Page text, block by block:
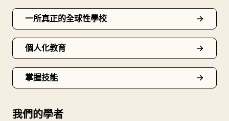
一所真正的全球性學校
個人化教育
掌握技能
我們的學者